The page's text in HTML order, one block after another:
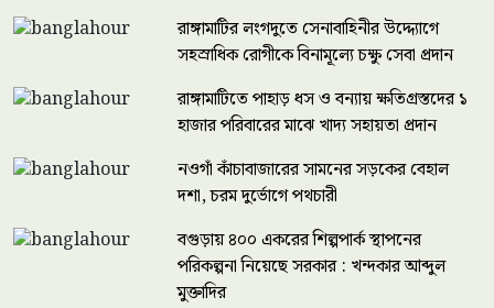
রাঙ্গামাটির লংগদুতে সেনাবাহিনীর উদ্দ্যোগে
সহস্রাধিক রোগীকে বিনামূল্যে চক্ষু সেবা প্রদান
রাঙ্গামাটিতে পাহাড় ধস ও বন্যায় ক্ষতিগ্রস্তদের ১
হাজার পরিবারের মাঝে খাদ্য সহায়তা প্রদান
নওগাঁ কাঁচাবাজারের সামনের সড়কের বেহাল
দশা, চরম দুর্ভোগে পথচারী
বগুড়ায় ৪০০ একরের শিল্পপার্ক স্থাপনের
পরিকল্পনা নিয়েছে সরকার : খন্দকার আব্দুল
মুক্তাদির